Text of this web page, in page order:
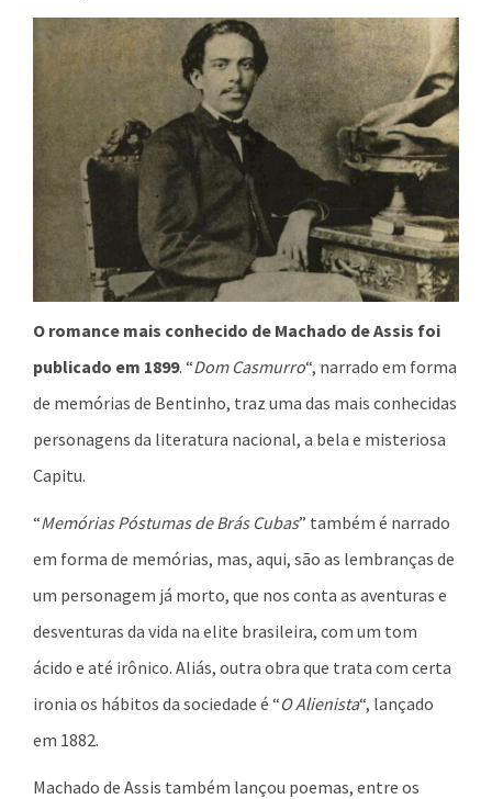
O romance mais conhecido de Machado de Assis foi
publicado em 1899. “Dom Casmurro“, narrado em forma
de memórias de Bentinho, traz uma das mais conhecidas
personagens da literatura nacional, a bela e misteriosa
Capitu.
“Memórias Póstumas de Brás Cubas” também é narrado
em forma de memórias, mas, aqui, são as lembranças de
um personagem já morto, que nos conta as aventuras e
desventuras da vida na elite brasileira, com um tom
ácido e até irônico. Aliás, outra obra que trata com certa
ironia os hábitos da sociedade é “O Alienista“, lançado
em 1882.
Machado de Assis também lançou poemas, entre os